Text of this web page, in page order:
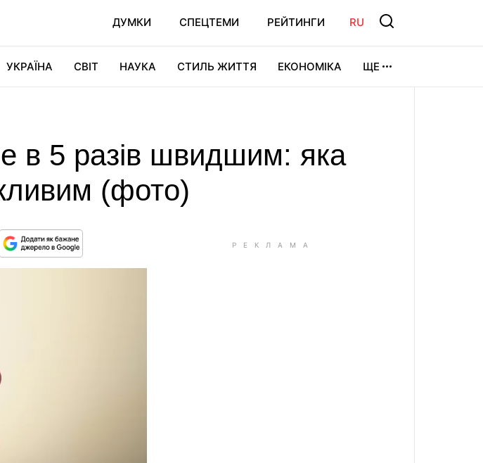
ДУМКИ СПЕЦТЕМИ РЕЙТИНГИ RU
УКРАЇНА СВІТ НАУКА СТИЛЬ ЖИТТЯ ЕКОНОМІКА ЩЕ
в 5 разів швидшим: яка
(фото)